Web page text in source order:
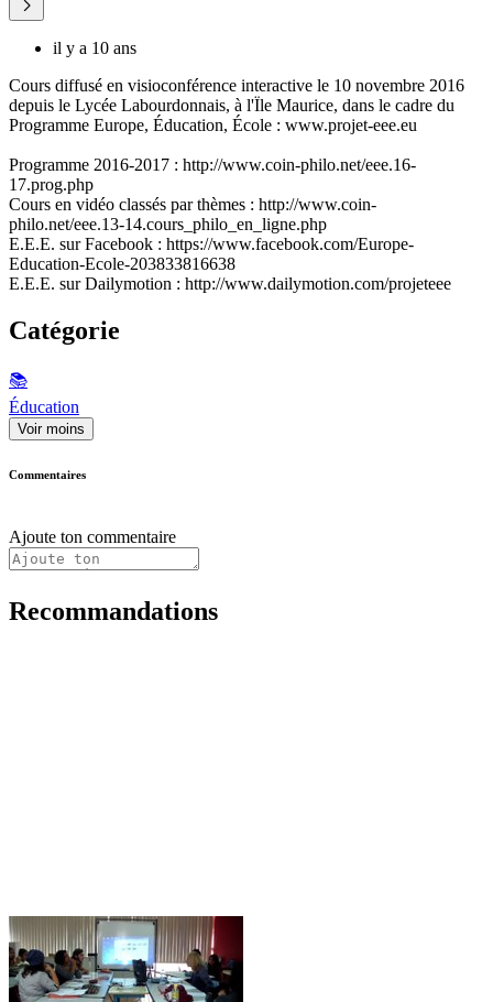
il y a 10 ans
Cours diffusé en visioconférence interactive le 10 novembre 2016
depuis le Lycée Labourdonnais, à l'Ïle Maurice, dans le cadre du
Programme Europe, Éducation, École : www.projet-eee.eu
Programme 2016-2017 : http://www.coin-philo.net/eee.16-
17.prog.php
Cours en vidéo classés par thèmes : http://www.coin-
philo.net/eee.13-14.cours_philo_en_ligne.php
E.E.E. sur Facebook : https://www.facebook.com/Europe-
Education-Ecole-203833816638
E.E.E. sur Dailymotion : http://www.dailymotion.com/projeteee
Catégorie
📚
Éducation
Voir moins
Commentaires
Ajoute ton commentaire
Recommandations